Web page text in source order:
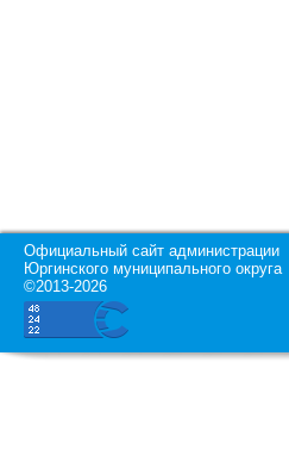
Официальный сайт администрации
Юргинского муниципального округа
©2013-2026